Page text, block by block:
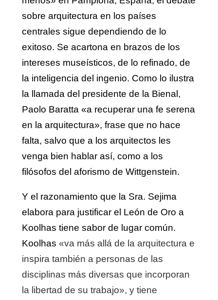
sobre arquitectura en los países
centrales sigue dependiendo de lo
exitoso. Se acartona en brazos de los
intereses museísticos, de lo refinado, de
la inteligencia del ingenio. Como lo ilustra
la llamada del presidente de la Bienal,
Paolo Baratta «a recuperar una fe serena
en la arquitectura», frase que no hace
falta, salvo que a los arquitectos les
venga bien hablar así, como a los
filósofos del aforismo de Wittgenstein.
Y el razonamiento que la Sra. Sejima
elabora para justificar el León de Oro a
Koolhas tiene sabor de lugar común.
Koolhas «va más allá de la arquitectura e
inspira también a personas de las
disciplinas más diversas que incorporan
la libertad de su trabajo», y tiene